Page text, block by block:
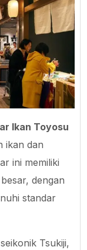
Ikan Toyosu
ikan dan
ini memiliki
dengan
standar
Tsukiji,